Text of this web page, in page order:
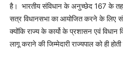
है। भारतीय संविधान के अनुच्छेद 167 के तहत
सत्र विधानसभा का आयोजित करने के लिए
क्योंकि राज्य के कार्यो के प्रशासन एवं विधान
लागू कराने की जिम्मेदारी राज्यपाल को ही